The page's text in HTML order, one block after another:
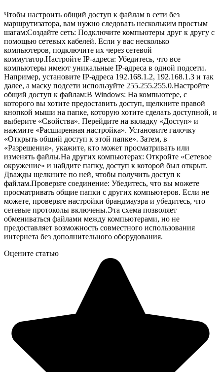
Чтобы настроить общий доступ к файлам в сети без
маршрутизатора, вам нужно следовать нескольким простым
шагам:Создайте сеть: Подключите компьютеры друг к другу с
помощью сетевых кабелей. Если у вас несколько
компьютеров, подключите их через сетевой
коммутатор.Настройте IP-адреса: Убедитесь, что все
компьютеры имеют уникальные IP-адреса в одной подсети.
Например, установите IP-адреса 192.168.1.2, 192.168.1.3 и так
далее, а маску подсети используйте 255.255.255.0.Настройте
общий доступ к файлам:В Windows: На компьютере, с
которого вы хотите предоставить доступ, щелкните правой
кнопкой мыши на папке, которую хотите сделать доступной, и
выберите «Свойства». Перейдите на вкладку «Доступ» и
нажмите «Расширенная настройка». Установите галочку
«Открыть общий доступ к этой папке». Затем, в
«Разрешения», укажите, кто может просматривать или
изменять файлы.На других компьютерах: Откройте «Сетевое
окружение» и найдите папку, доступ к которой был открыт.
Дважды щелкните по ней, чтобы получить доступ к
файлам.Проверьте соединение: Убедитесь, что вы можете
просматривать общие папки с других компьютеров. Если не
можете, проверьте настройки брандмауэра и убедитесь, что
сетевые протоколы включены.Эта схема позволяет
обмениваться файлами между компьютерами, но не
предоставляет возможность совместного использования
интернета без дополнительного оборудования.
Оцените статью